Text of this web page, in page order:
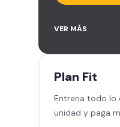
Acceso
Entrena
Sillones de
Smart Fit
VER MÁS
Plan Fit
Entrena todo lo
unidad y paga